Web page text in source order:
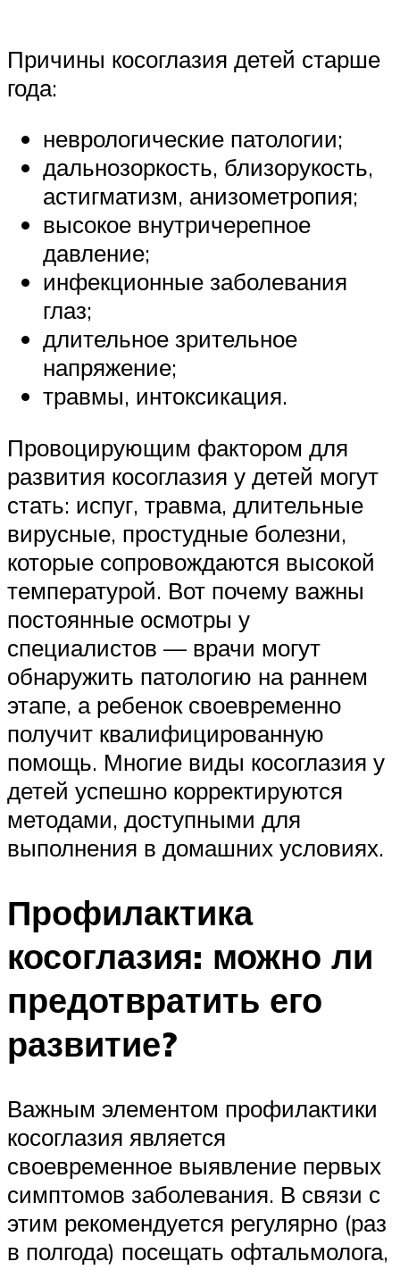
Причины косоглазия детей старше
года:
неврологические патологии;
дальнозоркость, близорукость,
астигматизм, анизометропия;
высокое внутричерепное
давление;
инфекционные заболевания
глаз;
длительное зрительное
напряжение;
травмы, интоксикация.
Провоцирующим фактором для
развития косоглазия у детей могут
стать: испуг, травма, длительные
вирусные, простудные болезни,
которые сопровождаются высокой
температурой. Вот почему важны
постоянные осмотры у
специалистов — врачи могут
обнаружить патологию на раннем
этапе, а ребенок своевременно
получит квалифицированную
помощь. Многие виды косоглазия у
детей успешно корректируются
методами, доступными для
выполнения в домашних условиях.
Профилактика
косоглазия: можно ли
предотвратить его
развитие?
Важным элементом профилактики
косоглазия является
своевременное выявление первых
симптомов заболевания. В связи с
этим рекомендуется регулярно (раз
в полгода) посещать офтальмолога,